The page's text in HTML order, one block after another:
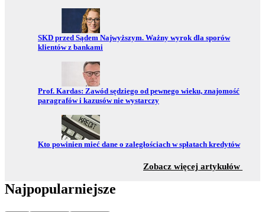
Przejdź do:
SKD przed Sądem Najwyższym. Ważny wyrok dla sporów
klientów z bankami
Przejdź do:
Prof. Kardas: Zawód sędziego od pewnego wieku, znajomość
paragrafów i kazusów nie wystarczy
Przejdź do:
Kto powinien mieć dane o zaległościach w spłatach kredytów
Zobacz więcej artykułów
Najpopularniejsze